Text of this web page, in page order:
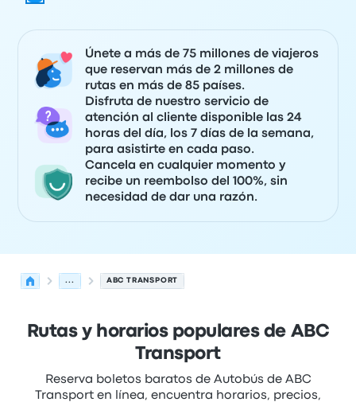
Únete a más de 75 millones de viajeros
que reservan más de 2 millones de
rutas en más de 85 países.
Disfruta de nuestro servicio de
atención al cliente disponible las 24
horas del día, los 7 días de la semana,
para asistirte en cada paso.
Cancela en cualquier momento y
recibe un reembolso del 100%, sin
necesidad de dar una razón.
... ABC TRANSPORT
Rutas y horarios populares de ABC
Transport
Reserva boletos baratos de Autobús de ABC
Transport en línea, encuentra horarios, precios,